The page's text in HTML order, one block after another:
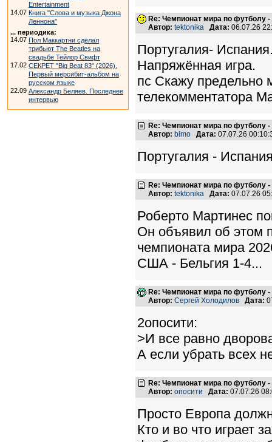
Entertainment
14.07 Книга "Слова и музыка Джона
Леннона"
... периодика:
14.07 Пол Маккартни сделал
трибьют The Beatles на
свадьбе Тейлор Свифт
17.02 СЕКРЕТ "Big Beat 83" (2026).
Первый мерсибит-альбом на
русском языке
22.09 Александр Беляев. Последнее
интервью
Re: Чемпионат мира по футболу -
Автор: tektonika Дата: 06.07.26
Португалия-
Напряжённая игра.
пс Скажу предельно
телекомментатора
Re: Чемпионат мира по футболу -
Автор: bimo Дата: 07.07.26
Португалия -
Re: Чемпионат мира по футболу -
Автор: tektonika Дата: 07.07.26
Роберто Мартинес
Он объявил об этом
чемпионата мира
США - Бельгия 1-4...
Re: Чемпионат мира по футболу -
Автор: Сергей Холодилов Дата:
2опосити:
>И все равно
А если убрать всех
Re: Чемпионат мира по футболу -
Автор: опосити Дата: 07.07.26
Просто Европа
Кто и во что играет